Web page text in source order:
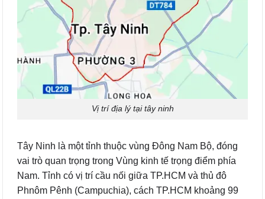
Vị trí địa lý tại tây ninh
Tây Ninh là một tỉnh thuộc vùng Đông Nam Bộ, đóng
vai trò quan trọng trong Vùng kinh tế trọng điểm phía
Nam. Tỉnh có vị trí cầu nối giữa TP.HCM và thủ đô
Phnôm Pênh (Campuchia), cách TP.HCM khoảng 99